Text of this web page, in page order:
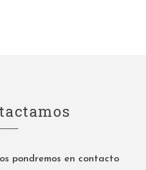
pondremos en contacto